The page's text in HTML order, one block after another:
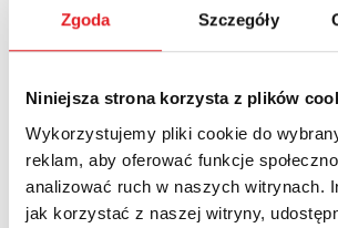
Zgoda Szczegóły
Niniejsza strona korzysta z plików
Wykorzystujemy pliki cookie do
reklam, aby oferować funkcje
analizować ruch w naszych witrynach.
jak korzystać z naszej witryny,
temperaturą, w układach sterowania
w systemach sterowania oświetleniem, w
biurowych, maszynach produkcyjnych.